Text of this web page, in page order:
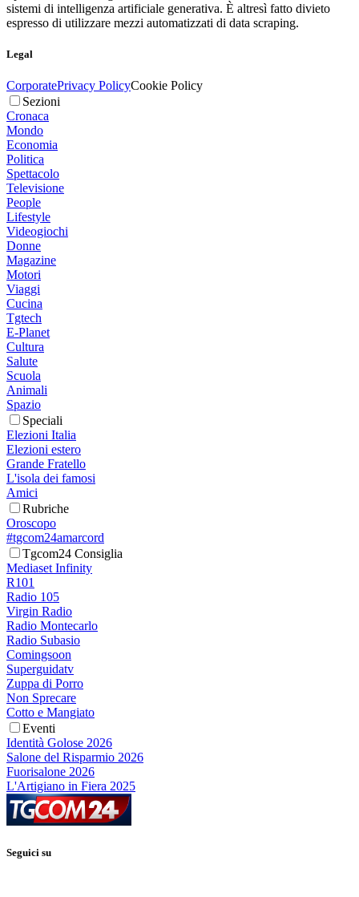
sistemi di intelligenza artificiale generativa. È altresì fatto divieto
espresso di utilizzare mezzi automatizzati di data scraping.
Legal
CorporatePrivacy PolicyCookie Policy
Sezioni
Cronaca
Mondo
Economia
Politica
Spettacolo
Televisione
People
Lifestyle
Videogiochi
Donne
Magazine
Motori
Viaggi
Cucina
Tgtech
E-Planet
Cultura
Salute
Scuola
Animali
Spazio
Speciali
Elezioni Italia
Elezioni estero
Grande Fratello
L'isola dei famosi
Amici
Rubriche
Oroscopo
#tgcom24amarcord
Tgcom24 Consiglia
Mediaset Infinity
R101
Radio 105
Virgin Radio
Radio Montecarlo
Radio Subasio
Comingsoon
Superguidatv
Zuppa di Porro
Non Sprecare
Cotto e Mangiato
Eventi
Identità Golose 2026
Salone del Risparmio 2026
Fuorisalone 2026
L'Artigiano in Fiera 2025
Seguici su